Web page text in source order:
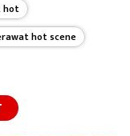
hot
hot scene